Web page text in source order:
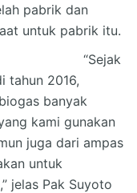
pabrik dan
untuk pabrik itu.
“Sejak
tahun 2016,
banyak
kami gunakan
juga dari ampas
untuk
jelas Pak Suyoto